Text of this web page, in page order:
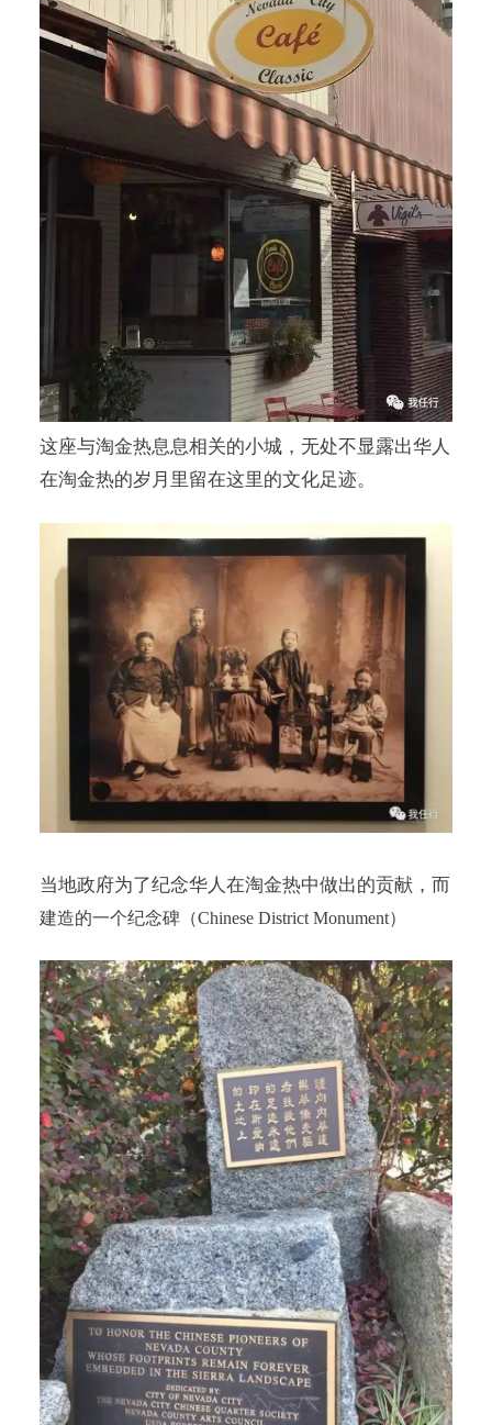
这座与淘金热息息相关的小城，无处不显露出华人
在淘金热的岁月里留在这里的文化足迹。
当地政府为了纪念华人在淘金热中做出的贡献，而
建造的一个纪念碑（Chinese District Monument）